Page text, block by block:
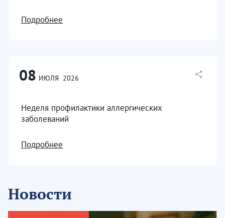
Подробнее
08 ИЮЛЯ 2026
Неделя профилактики аллергических
заболеваний
Подробнее
Новости